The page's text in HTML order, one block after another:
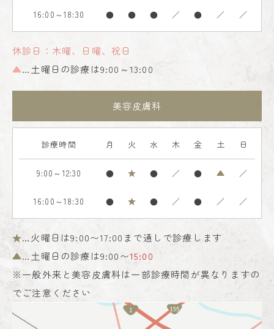
16:00～18:30 ● ● ● ／ ● ／ ／
休診日：木曜、日曜、祝日
▲…土曜日の診療は9:00～13:00
美容皮膚科
診療時間 月 火 水 木 金 土 日
9:00～12:30 ● ★ ● ／ ● ▲ ／
16:00～18:30 ● ★ ● ／ ● ／ ／
★…火曜日は9:00〜17:00まで通しで診療します
▲…土曜日の診療は9:00〜15:00
※一般外来と美容皮膚科は一部診療時間が異なりますの
でご注意ください